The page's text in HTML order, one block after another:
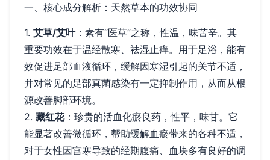
一、核心成分解析：天然草本的功效协同
1. 艾草/艾叶：素有“医草”之称，性温，味苦辛。其
重要功效在于温经散寒、祛湿止痒。用于足浴，能有
效促进足部血液循环，缓解因寒湿引起的关节不适，
并对常见的足部真菌感染有一定抑制作用，从而从根
源改善脚部环境。
2. 藏红花：珍贵的活血化瘀良药，性平，味甘。它
能显著改善微循环，帮助缓解血瘀带来的各种不适，
对于女性因宫寒导致的经期腹痛、血块多有良好的调